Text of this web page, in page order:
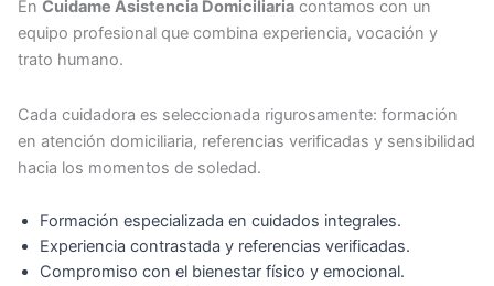
En Cuidame Asistencia Domiciliaria contamos con un
equipo profesional que combina experiencia, vocación y
trato humano.
Cada cuidadora es seleccionada rigurosamente: formación
en atención domiciliaria, referencias verificadas y sensibilidad
hacia los momentos de soledad.
Formación especializada en cuidados integrales.
Experiencia contrastada y referencias verificadas.
Compromiso con el bienestar físico y emocional.